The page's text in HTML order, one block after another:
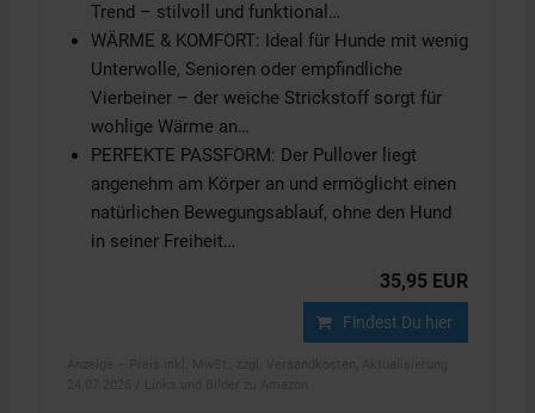
Trend – stilvoll und funktional…
WÄRME & KOMFORT: Ideal für Hunde mit wenig
Unterwolle, Senioren oder empfindliche
Vierbeiner – der weiche Strickstoff sorgt für
wohlige Wärme an…
PERFEKTE PASSFORM: Der Pullover liegt
angenehm am Körper an und ermöglicht einen
natürlichen Bewegungsablauf, ohne den Hund
in seiner Freiheit…
35,95 EUR
Findest Du hier